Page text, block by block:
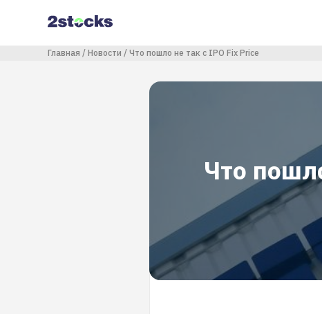
содержанию
Строка навигации
Главная Новости Что пошло не так с IPO Fix Price
Что